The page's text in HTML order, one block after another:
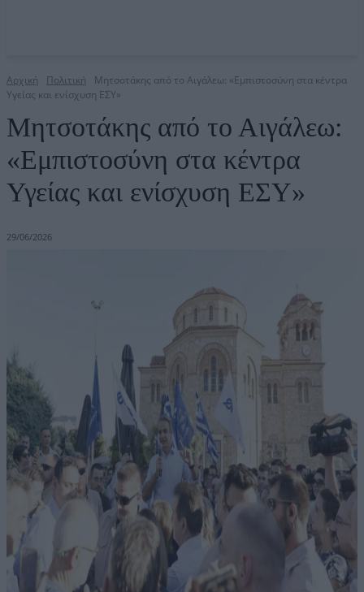
Αρχική Πολιτική
Μητσοτάκης από το Αιγάλεω: «Εμπιστοσύνη στα κέντρα
Υγείας και ενίσχυση ΕΣΥ»
Μητσοτάκης από το Αιγάλεω:
«Εμπιστοσύνη στα κέντρα
Υγείας και ενίσχυση ΕΣΥ»
29/06/2026